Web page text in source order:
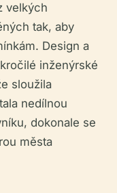
velkých
tak, aby
Design a
inženýrské
sloužila
nedílnou
dokonale se
města